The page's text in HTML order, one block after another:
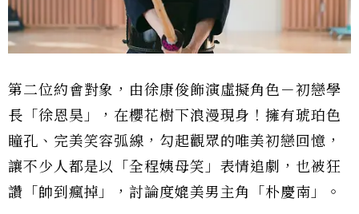
第二位約會對象，由徐康俊飾演虛擬角色－初戀學
長「徐恩昊」，在櫻花樹下浪漫現身！擁有琥珀色
瞳孔、完美笑容弧線，勾起觀眾的唯美初戀回憶，
讓不少人都是以「全程姨母笑」表情追劇，也被狂
讚「帥到瘋掉」，討論度媲美男主角「朴慶南」。